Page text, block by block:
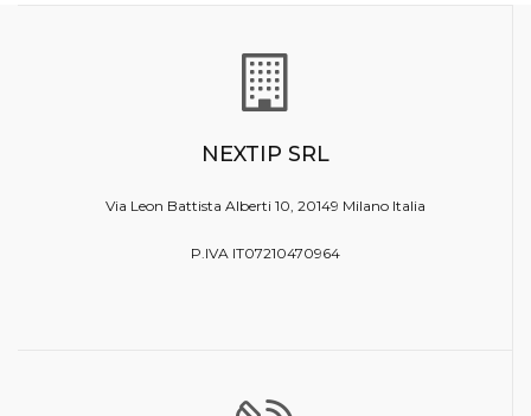
NEXTIP SRL
Via Leon Battista Alberti 10, 20149 Milano Italia
P.IVA IT07210470964